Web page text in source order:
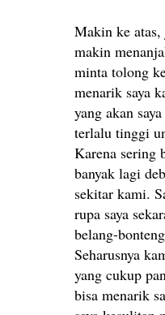
Makin ke
makin
minta tolong
menarik saya
yang akan
terlalu tinggi
Karena sering
banyak lagi
sekitar kami.
rupa saya
belang-
Seharusnya
yang cukup
bisa menarik